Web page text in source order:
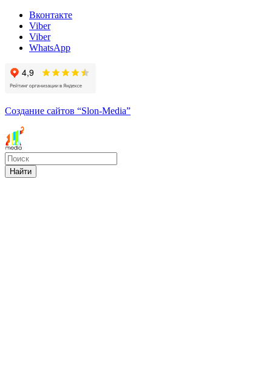
Вконтакте
Viber
Viber
WhatsApp
Создание сайтов “Slon-Media”
Найти